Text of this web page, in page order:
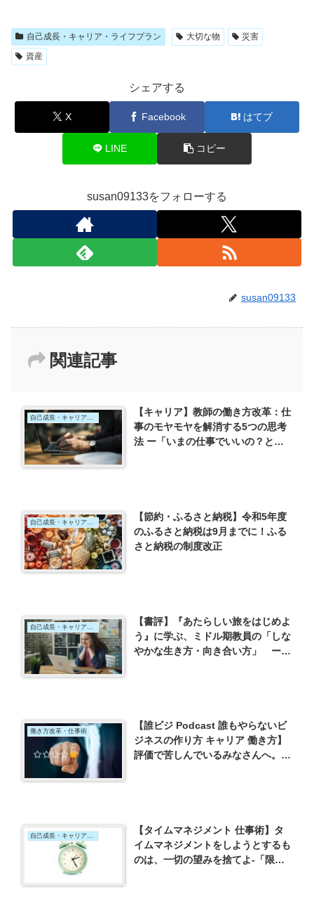
自己成長・キャリア・ライフプラン 大切な物
災害
資産
シェアする
X Facebook はてブ
LINE コピー
susan09133をフォローする
susan09133
関連記事
自己成長・キャリア・ライフプラン
【キャリア】教師の働き方改革：仕
事のモヤモヤを解消する5つの思考
法 ー「いまの仕事でいいの？と思
自己成長・キャリア・ライフプラン
【節約・ふるさと納税】令和5年度
のふるさと納税は9月までに！ふる
さと納税の制度改正
自己成長・キャリア・ライフプラン
【書評】『あたらしい旅をはじめよ
う』に学ぶ、ミドル期教員の「しな
やかな生き方・向き合い方」 ー
働き方改革・仕事術
【誰ビジ Podcast 誰もやらないビ
ジネスの作り方 キャリア 働き方】
評価で苦しんでいるみなさんへ。気
自己成長・キャリア・ライフプラン
【タイムマネジメント 仕事術】タ
イムマネジメントをしようとするも
のは、一切の望みを捨てよ‐「限り